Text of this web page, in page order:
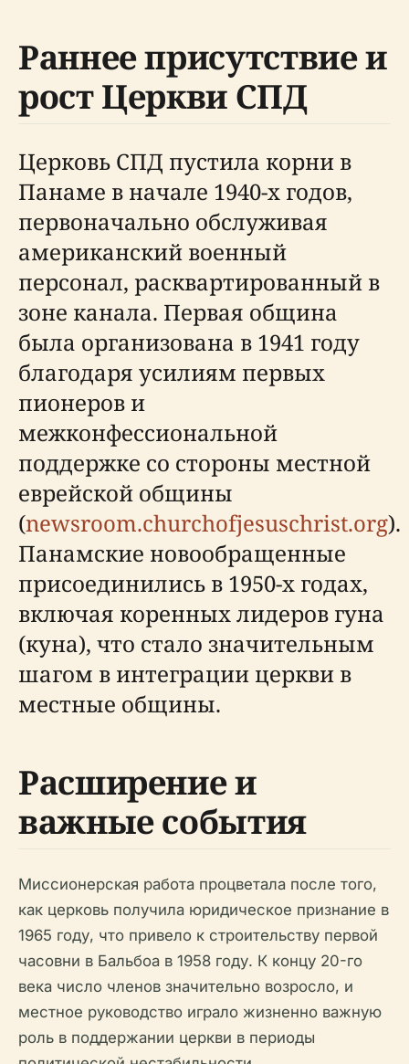
Раннее присутствие и
рост Церкви СПД
Церковь СПД пустила корни в
Панаме в начале 1940-х годов,
первоначально обслуживая
американский военный
персонал, расквартированный в
зоне канала. Первая община
была организована в 1941 году
благодаря усилиям первых
пионеров и
межконфессиональной
поддержке со стороны местной
еврейской общины
(newsroom.churchofjesuschrist.org).
Панамские новообращенные
присоединились в 1950-х годах,
включая коренных лидеров гуна
(куна), что стало значительным
шагом в интеграции церкви в
местные общины.
Расширение и
важные события
Миссионерская работа процветала после того,
как церковь получила юридическое признание в
1965 году, что привело к строительству первой
часовни в Бальбоа в 1958 году. К концу 20-го
века число членов значительно возросло, и
местное руководство играло жизненно важную
роль в поддержании церкви в периоды